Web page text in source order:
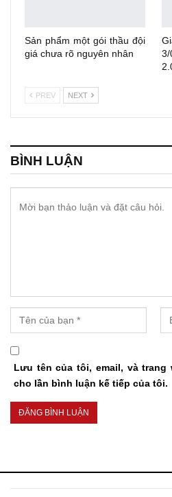
Sản phẩm một gói thầu đội
giá chưa rõ nguyên nhân
PREV NEXT
BÌNH LUẬN
Lưu tên của tôi, email, và
cho lần bình luận kế tiếp của tôi.